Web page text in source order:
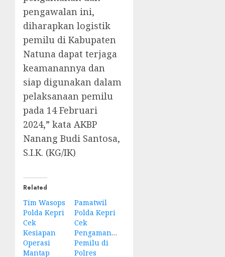
pengawalan ini,
diharapkan logistik
pemilu di Kabupaten
Natuna dapat terjaga
keamanannya dan
siap digunakan dalam
pelaksanaan pemilu
pada 14 Februari
2024,” kata AKBP
Nanang Budi Santosa,
S.I.K. (KG/IK)
Related
Tim Wasops
Polda Kepri
Cek
Kesiapan
Operasi
Mantap
Pamatwil
Polda Kepri
Cek
Pengamanan
Pemilu di
Polres